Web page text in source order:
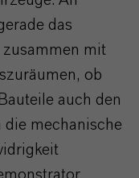
das
mit
ob
auch den
die mechanische